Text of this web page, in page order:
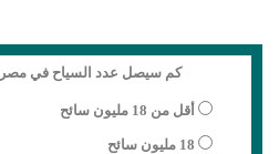
كم سيصل عدد السياح في مصر
أقل من 18 مليون سائح
18 مليون سائح